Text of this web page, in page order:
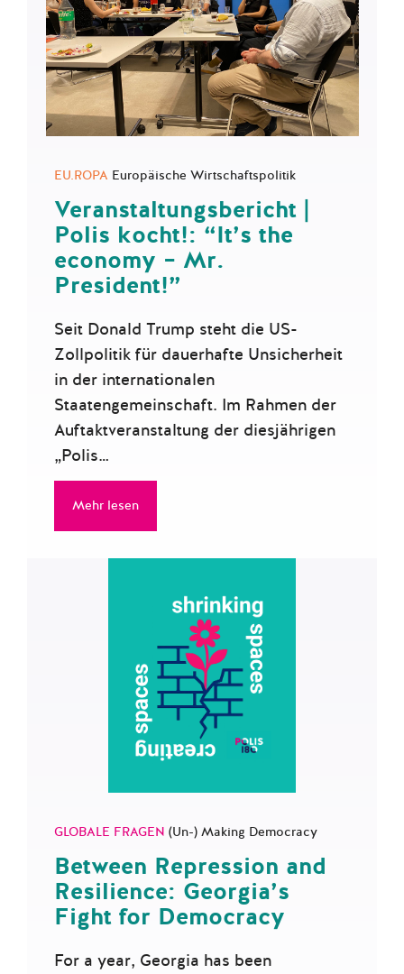
EU.ROPA Europäische Wirtschaftspolitik
Veranstaltungsbericht |
Polis kocht!: “It’s the
economy – Mr.
President!”
Seit Donald Trump steht die US-
Zollpolitik für dauerhafte Unsicherheit
in der internationalen
Staatengemeinschaft. Im Rahmen der
Auftaktveranstaltung der diesjährigen
„Polis…
Mehr lesen
GLOBALE FRAGEN (Un-) Making Democracy
Between Repression and
Resilience: Georgia’s
Fight for Democracy
For a year, Georgia has been